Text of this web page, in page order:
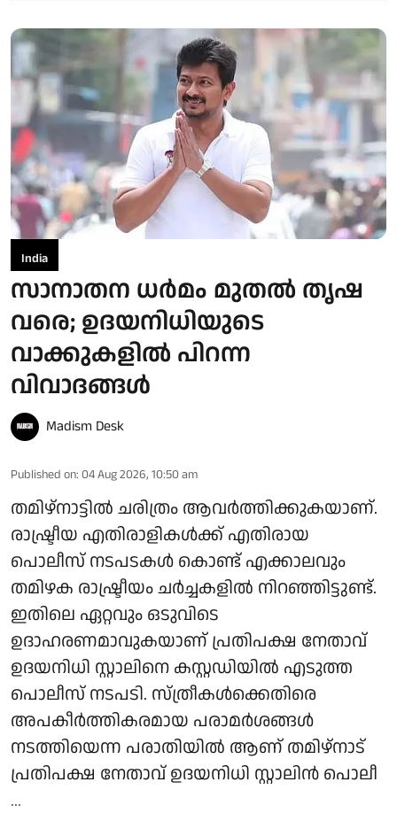
India
സാനാതന ധര്‍മം മുതല്‍ തൃഷ
വരെ; ഉദയനിധിയുടെ
വാക്കുകളില്‍ പിറന്ന
വിവാദങ്ങള്‍
Madism Desk
Published on: 04 Aug 2026, 10:50 am
തമിഴ്‌നാട്ടില്‍ ചരിത്രം ആവര്‍ത്തിക്കുകയാണ്.
രാഷ്ട്രീയ എതിരാളികള്‍ക്ക് എതിരായ
പൊലീസ് നടപടകള്‍ കൊണ്ട് എക്കാലവും
തമിഴക രാഷ്ട്രീയം ചര്‍ച്ചകളില്‍ നിറഞ്ഞിട്ടുണ്ട്.
ഇതിലെ ഏറ്റവും ഒടുവിടെ
ഉദാഹരണമാവുകയാണ് പ്രതിപക്ഷ നേതാവ്
ഉദയനിധി സ്റ്റാലിനെ കസ്റ്റഡിയില്‍ എടുത്ത
പൊലീസ് നടപടി. സ്ത്രീകള്‍ക്കെതിരെ
അപകീര്‍ത്തികരമായ പരാമര്‍ശങ്ങള്‍
നടത്തിയെന്ന പരാതിയില്‍ ആണ് തമിഴ്നാട്
പ്രതിപക്ഷ നേതാവ് ഉദയനിധി സ്റ്റാലിന്‍ പൊലീ
...